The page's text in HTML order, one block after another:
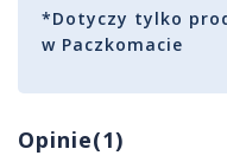
*Dotyczy tylko
w Paczkomacie
Opinie(1)